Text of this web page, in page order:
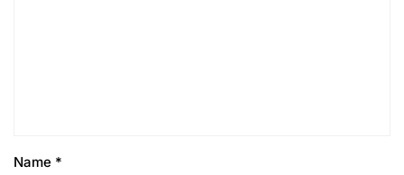
Name *